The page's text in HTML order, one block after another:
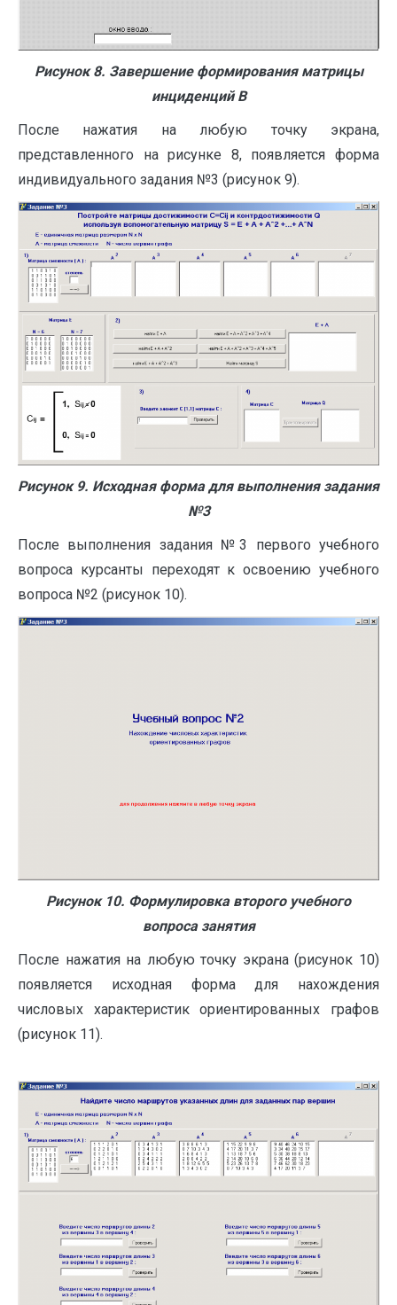
Рисунок 8. Завершение формирования матрицы
инциденций В
После нажатия на любую точку экрана,
представленного на рисунке 8, появляется форма
индивидуального задания №3 (рисунок 9).
Рисунок 9. Исходная форма для выполнения задания
№3
После выполнения задания №3 первого учебного
вопроса курсанты переходят к освоению учебного
вопроса №2 (рисунок 10).
Рисунок 10. Формулировка второго учебного
вопроса занятия
После нажатия на любую точку экрана (рисунок 10)
появляется исходная форма для нахождения
числовых характеристик ориентированных графов
(рисунок 11).